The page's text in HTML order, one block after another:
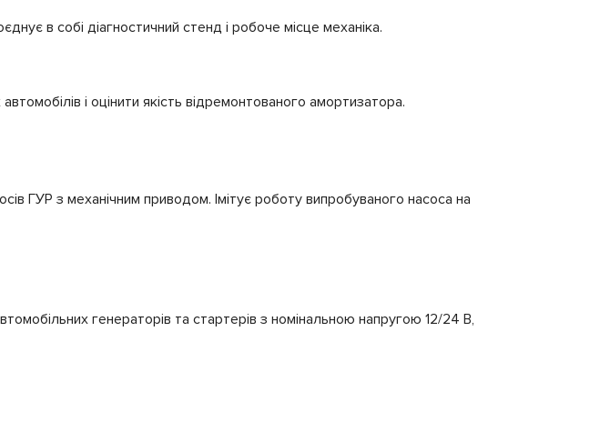
в собі діагностичний стенд і робоче місце механіка.
і оцінити якість відремонтованого амортизатора.
ГУР з механічним приводом. Імітує роботу випробуваного насоса на
генераторів та стартерів з номінальною напругою 12/24 В,